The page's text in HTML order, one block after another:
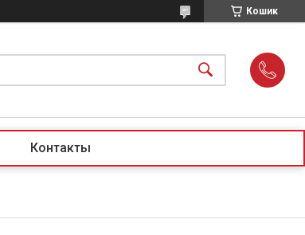
Кошик
Контакты